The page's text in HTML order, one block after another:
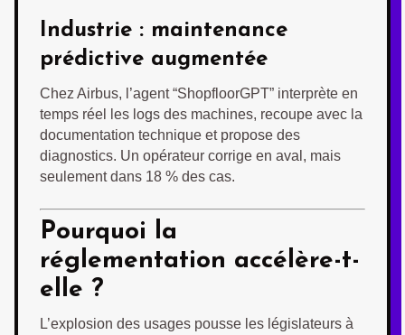
Industrie : maintenance
prédictive augmentée
Chez Airbus, l’agent “ShopfloorGPT” interprète en
temps réel les logs des machines, recoupe avec la
documentation technique et propose des
diagnostics. Un opérateur corrige en aval, mais
seulement dans 18 % des cas.
Pourquoi la
réglementation accélère-t-
elle ?
L’explosion des usages pousse les législateurs à